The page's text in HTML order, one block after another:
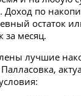
Доход по
остаток
за месяц.
лучшие